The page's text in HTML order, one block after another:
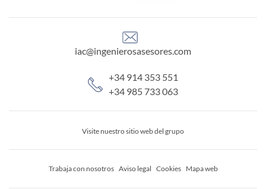
iac@ingenierosasesores.com
+34 914 353 551
+34 985 733 063
Visite nuestro sitio web del grupo
Trabaja con nosotros Aviso legal Cookies Mapa web